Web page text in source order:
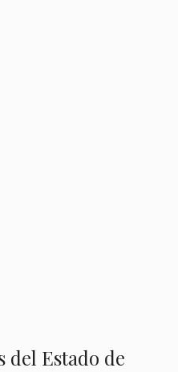
del Estado de